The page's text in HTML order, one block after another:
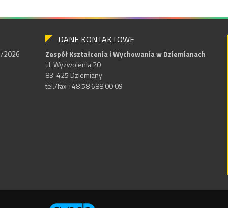
2026
DANE KONTAKTOWE
Zespół Kształcenia i Wychowania w Dziemianach
ul. Wyzwolenia 20
83-425 Dziemiany
tel./fax +48 58 688 00 09